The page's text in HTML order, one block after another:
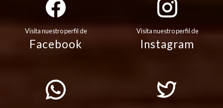
Visita nuestro perfil de
Facebook
Visita nuestro perfil de
Instagram